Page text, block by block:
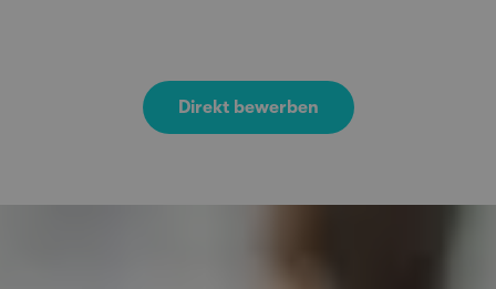
Direkt bewerben